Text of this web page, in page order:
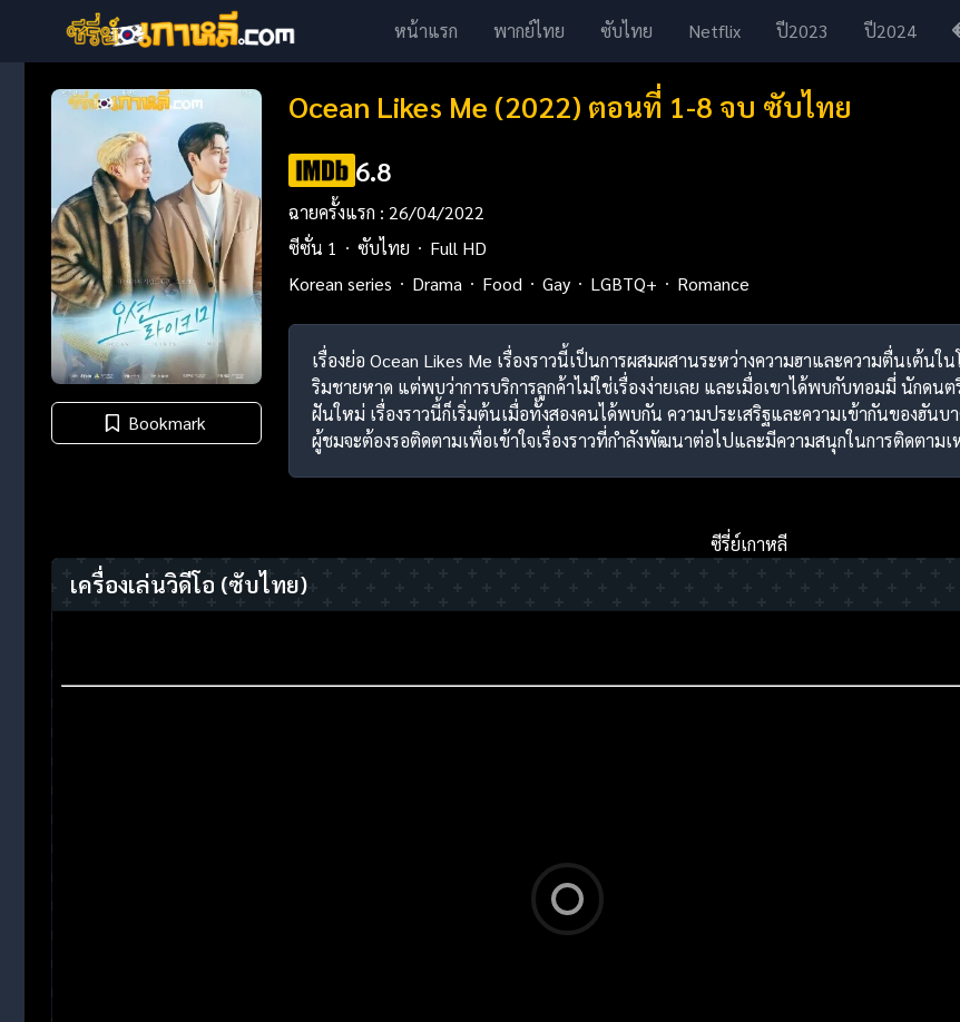
หน้าแรก พากย์ไทย ซับไทย Netflix ปี2023 ปี2024
Bookmark
Ocean Likes Me (2022) ตอนที่ 1-8 จบ ซับไทย
6.8
ฉายครั้งแรก : 26/04/2022
ซีซั่น 1
ซับไทย
Full HD
Korean series
Drama Food Gay LGBTQ+ Romance
เรื่องย่อ Ocean Likes Me เรื่องราวนี้เป็นการผสมผสานระหว่างความฮาและความตื่นเต้น
ริมชายหาด แต่พบว่าการบริการลูกค้าไม่ใช่เรื่องง่ายเลย และเมื่อเขาได้พบกับทอมมี่ นักด
ฝันใหม่ เรื่องราวนี้ก็เริ่มต้นเมื่อทั้งสองคนได้พบกัน ความประเสริฐและความเข้ากันของฮัน
ผู้ชมจะต้องรอติดตามเพื่อเข้าใจเรื่องราวที่กำลังพัฒนาต่อไปและมีความสนุกในการติดตาม
ซีรี่ย์เกาหลี
เครื่องเล่นวิดีโอ (ซับไทย)